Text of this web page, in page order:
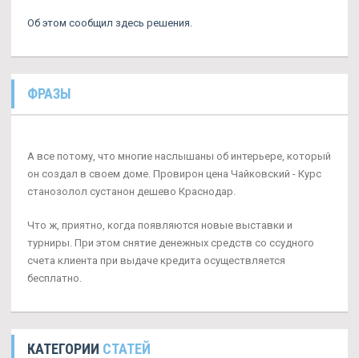
Об этом сообщил здесь решения.
ФРАЗЫ
А все потому, что многие наслышаны об интерьере, который
он создал в своем доме. Провирон цена Чайковский - Курс
станозолол сустанон дешево Краснодар.
Что ж, приятно, когда появляются новые выставки и
турниры. При этом снятие денежных средств со ссудного
счета клиента при выдаче кредита осуществляется
бесплатно.
КАТЕГОРИИ СТАТЕЙ